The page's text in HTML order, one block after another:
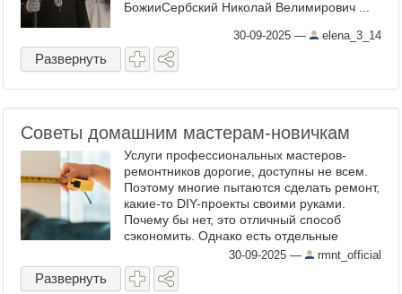
БожииСербский Николай Велимирович ...
30-09-2025 — elena_3_14
Развернуть
Советы домашним мастерам-новичкам
Услуги профессиональных мастеров-
ремонтников дорогие, доступны не всем.
Поэтому многие пытаются сделать ремонт,
какие-то DIY-проекты своими руками.
Почему бы нет, это отличный способ
сэкономить. Однако есть отдельные
нюансы. Сайт RMNT даст три важных
совета домашним мастерам-новичкам. ...
30-09-2025 — rmnt_official
Развернуть